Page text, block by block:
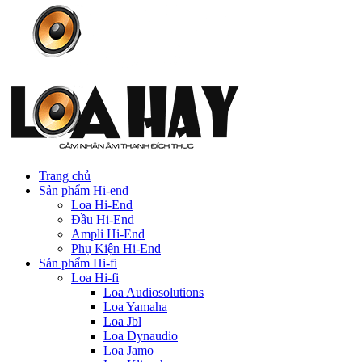
Trang chủ
Sản phẩm Hi-end
Loa Hi-End
Đầu Hi-End
Ampli Hi-End
Phụ Kiện Hi-End
Sản phẩm Hi-fi
Loa Hi-fi
Loa Audiosolutions
Loa Yamaha
Loa Jbl
Loa Dynaudio
Loa Jamo